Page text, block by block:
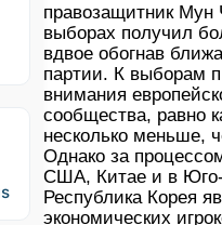
правозащитник
выборах получил
вдвое обогнав
партии. К выборам
внимания
сообщества, равно
несколько меньше,
Однако за
США, Китае и в Юго-
Республика Корея
экономических